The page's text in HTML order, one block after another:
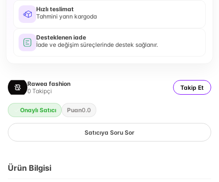
Hızlı teslimat
Tahmini yarın kargoda
Desteklenen iade
İade ve değişim süreçlerinde destek sağlanır.
Rawea fashion
0 Takipçi Takip Et
Onaylı Satıcı Puan0.0
Satıcıya Soru Sor
Ürün Bilgisi